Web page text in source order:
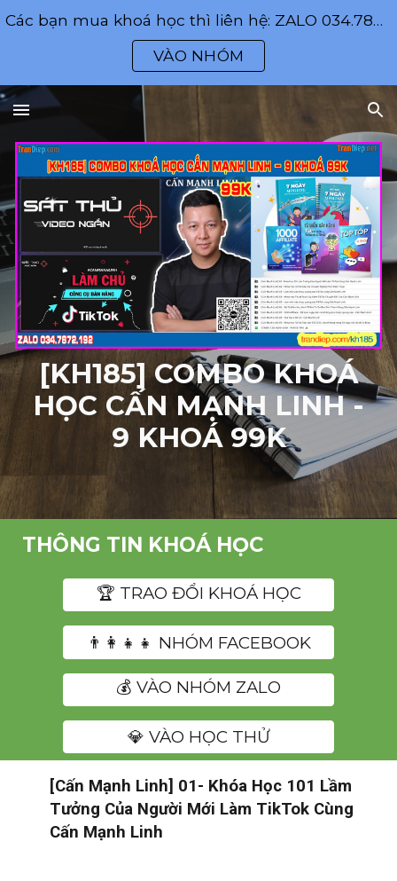
Skip to main content
Các bạn mua khoá học thì liên hệ: ZALO 034.7872.192
VÀO NHÓM
[KH185] COMBO KHOÁ
HỌC CẤN MẠNH LINH -
9 KHOÁ 99K
THÔNG TIN KHOÁ HỌC
️🏆 TRAO ĐỔI KHOÁ HỌC
👨‍👩‍👧‍👧 NHÓM FACEBOOK
💰 VÀO NHÓM ZALO
💎 VÀO HỌC THỬ
[Cấn Mạnh Linh] 01- Khóa Học 101 Lầm
Tưởng Của Người Mới Làm TikTok Cùng
Cấn Mạnh Linh